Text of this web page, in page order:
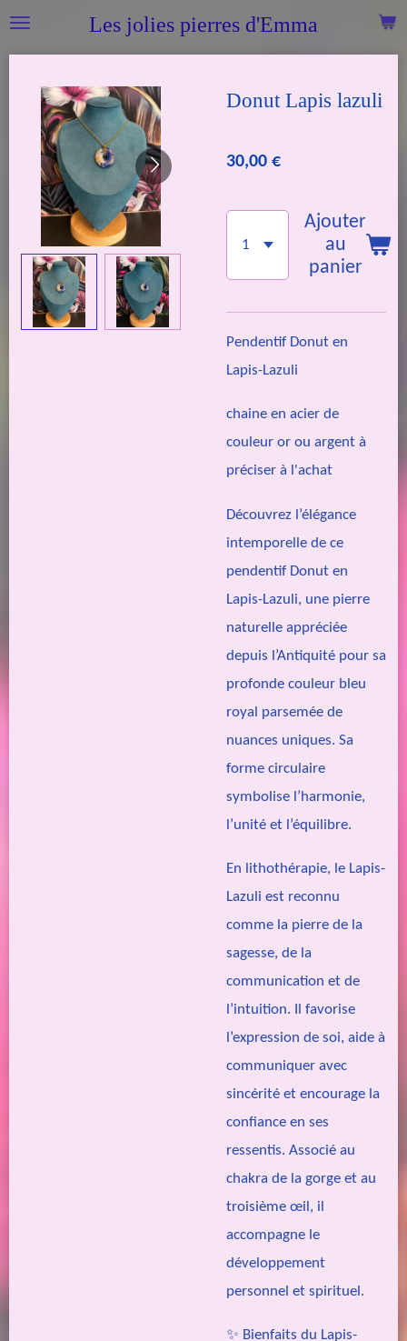
Passer
au
principal
Les jolies pierres d'Emma
Donut Lapis lazuli
30,00 €
Ajouter
au
panier
Pendentif Donut en
Lapis-Lazuli
chaine en acier de
couleur or ou argent à
préciser à l'achat
Découvrez l’élégance
intemporelle de ce
pendentif Donut en
Lapis-Lazuli, une pierre
naturelle appréciée
depuis l’Antiquité pour sa
profonde couleur bleu
royal parsemée de
nuances uniques. Sa
forme circulaire
symbolise l’harmonie,
l’unité et l’équilibre.
En lithothérapie, le Lapis-
Lazuli est reconnu
comme la pierre de la
sagesse, de la
communication et de
l’intuition. Il favorise
l’expression de soi, aide à
communiquer avec
sincérité et encourage la
confiance en ses
ressentis. Associé au
chakra de la gorge et au
troisième œil, il
accompagne le
développement
personnel et spirituel.
✨ Bienfaits du Lapis-